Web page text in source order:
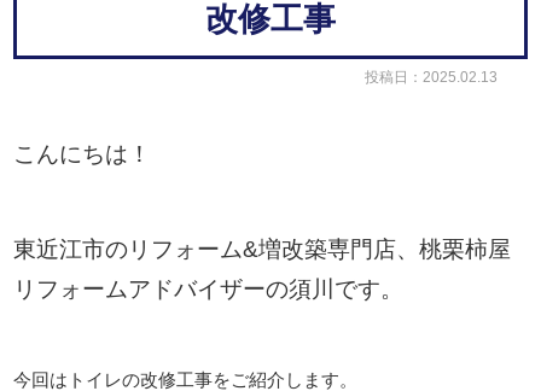
改修工事
投稿日：2025.02.13
こんにちは！
東近江市のリフォーム&増改築専門店、桃栗柿屋
リフォームアドバイザーの須川です。
今回はトイレの改修工事をご紹介します。